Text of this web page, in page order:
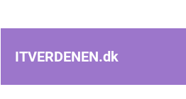
ITVERDENEN.dk